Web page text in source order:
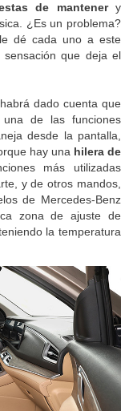
de mantenery
¿Es un problema?
dé cada uno a este
que deja el
dado cuenta que
de las funciones
desde la pantalla,
hay una hilera de
más utilizadas
y de otros mandos,
de Mercedes-Benz
zona de ajuste de
la temperatura